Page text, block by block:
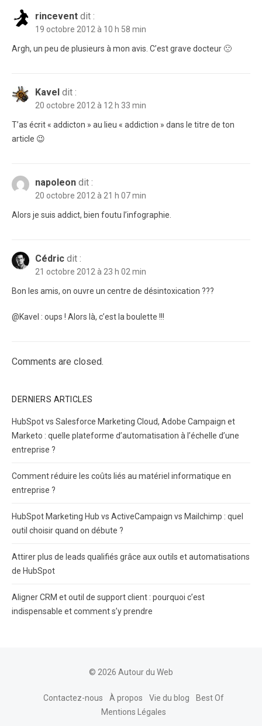
rincevent dit :
19 octobre 2012 à 10 h 58 min
Argh, un peu de plusieurs à mon avis. C’est grave docteur 🙁
Kavel dit :
20 octobre 2012 à 12 h 33 min
T’as écrit « addicton » au lieu « addiction » dans le titre de ton
article 😉
napoleon dit :
20 octobre 2012 à 21 h 07 min
Alors je suis addict, bien foutu l’infographie.
Cédric dit :
21 octobre 2012 à 23 h 02 min
Bon les amis, on ouvre un centre de désintoxication ???
@Kavel : oups ! Alors là, c’est la boulette !!!
Comments are closed.
DERNIERS ARTICLES
HubSpot vs Salesforce Marketing Cloud, Adobe Campaign et
Marketo : quelle plateforme d’automatisation à l’échelle d’une
entreprise ?
Comment réduire les coûts liés au matériel informatique en
entreprise ?
HubSpot Marketing Hub vs ActiveCampaign vs Mailchimp : quel
outil choisir quand on débute ?
Attirer plus de leads qualifiés grâce aux outils et automatisations
de HubSpot
Aligner CRM et outil de support client : pourquoi c’est
indispensable et comment s’y prendre
© 2026 Autour du Web
Contactez-nous À propos Vie du blog
Best Of
Mentions Légales